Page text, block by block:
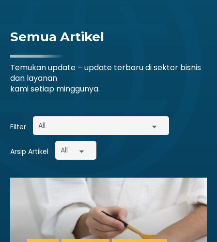
Semua Artikel
Temukan update – update terbaru di sektor bisnis
dan layanan
kami setiap minggunya.
Filter
Arsip Artikel